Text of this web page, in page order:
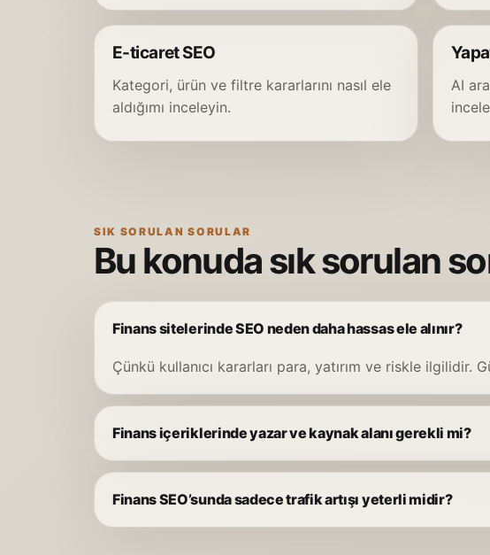
E-ticaret SEO
Kategori, ürün ve filtre kararlarını nasıl ele
aldığımı inceleyin.
AI
SIK SORULAN SORULAR
Bu konuda sık sorulan
Finans sitelerinde SEO neden daha hassas ele alınır?
Çünkü kullanıcı kararları para, yatırım ve riskle
Finans içeriklerinde yazar ve kaynak alanı gerekli mi?
Finans SEO’sunda sadece trafik artışı yeterli midir?